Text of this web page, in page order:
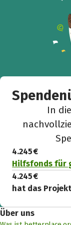
In
4.245 €
Hilfsfonds für
4.245 €
hat das
Über uns